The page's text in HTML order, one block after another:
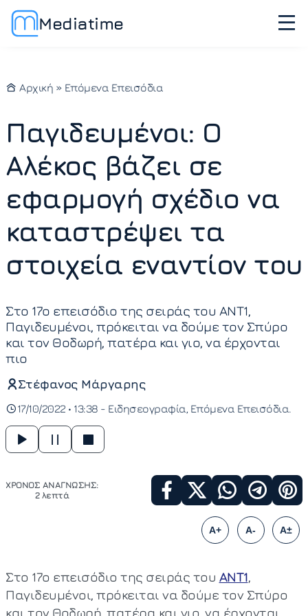
Mediatime
Αρχική » Επόμενα Επεισόδια
Παγιδευμένοι: Ο
Αλέκος βάζει σε
εφαρμογή σχέδιο να
καταστρέψει τα
στοιχεία εναντίον του
Στο 17ο επεισόδιο της σειράς του ΑΝΤ1,
Παγιδευμένοι, πρόκειται να δούμε τον Σπύρο
και τον Θοδωρή, πατέρα και γιο, να έρχονται
πιο
Στέφανος Μάργαρης
17/10/2022 • 13:38 - Ειδησεογραφία Επόμενα Επεισόδια
ΧΡΟΝΟΣ ΑΝΑΓΝΩΣΗΣ:
2 λεπτά
A+ A- A±
Στο 17ο επεισόδιο της σειράς του ΑΝΤ1,
Παγιδευμένοι, πρόκειται να δούμε τον Σπύρο
και τον Θοδωρή, πατέρα και γιο, να έρχονται